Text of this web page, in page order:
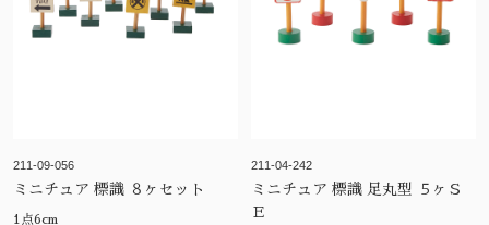
211-09-056
ミニチュア 標識 ８ヶセット
1点6cm
211-04-242
ミニチュア 標識 足丸型 ５ヶＳ
Ｅ